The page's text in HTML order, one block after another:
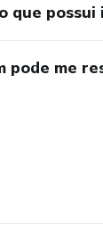
que
pode me